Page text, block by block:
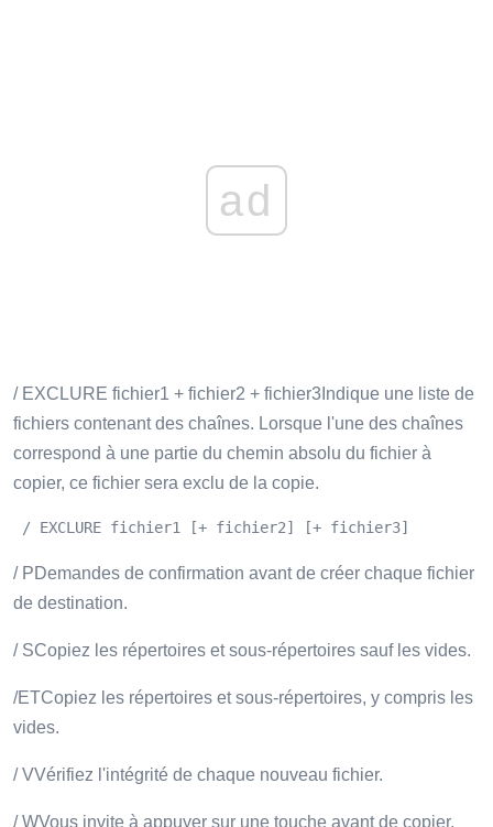
ad
/ EXCLURE fichier1 + fichier2 + fichier3Indique une liste de
fichiers contenant des chaînes. Lorsque l'une des chaînes
correspond à une partie du chemin absolu du fichier à
copier, ce fichier sera exclu de la copie.
/ EXCLURE fichier1 [+ fichier2] [+ fichier3]
/ PDemandes de confirmation avant de créer chaque fichier
de destination.
/ SCopiez les répertoires et sous-répertoires sauf les vides.
/ETCopiez les répertoires et sous-répertoires, y compris les
vides.
/ VVérifiez l'intégrité de chaque nouveau fichier.
/ WVous invite à appuyer sur une touche avant de copier.